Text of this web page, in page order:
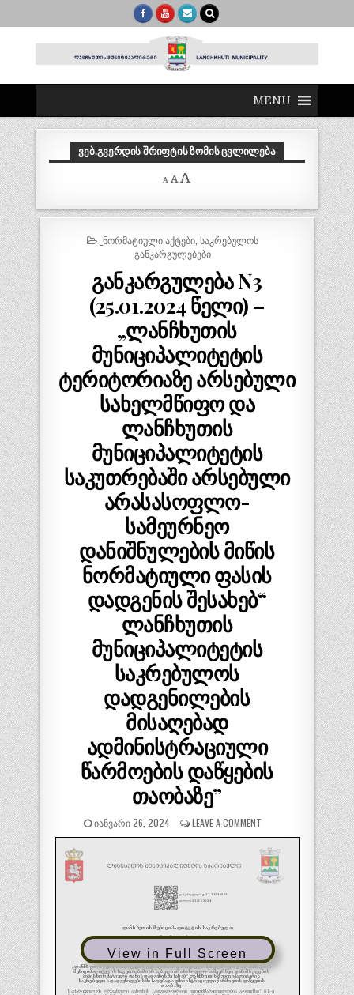
MENU
ᲕᲔᲑ.ᲒᲕᲔᲠᲓᲘᲡ ᲨᲠᲘᲤᲢᲘᲡ ᲖᲝᲛᲘᲡ ᲪᲕᲚᲘᲚᲔᲑᲐ
A
Decrease
font
A Reset
A
size.
POSTED
_ᲜᲝᲠᲛᲐᲢᲘᲣᲚᲘ ᲐᲥᲢᲔᲑᲘ,ᲡᲐᲙᲠᲔᲑᲣᲚᲝᲡ
ᲒᲐᲜᲙᲐᲠᲒᲣᲚᲔᲑᲔᲑᲘ
განკარგულება N3
(25.01.2024 წელი) –
„ლანჩხუთის
მუნიციპალიტეტის
ტერიტორიაზე არსებული
სახელმწიფო და
ლანჩხუთის
მუნიციპალიტეტის
საკუთრებაში არსებული
არასასოფლო-
სამეურნეო
დანიშნულების მიწის
ნორმატიული ფასის
დადგენის შესახებ“
ლანჩხუთის
მუნიციპალიტეტის
საკრებულოს
დადგენილების
მისაღებად
ადმინისტრაციული
წარმოების დაწყების
თაობაზე”
ᲘᲐᲜᲕᲐᲠᲘ 26, 2024 LEAVE A COMMENT
View in Full Screen